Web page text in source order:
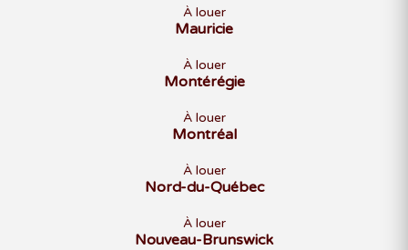
À louer
Mauricie
À louer
Montérégie
À louer
Montréal
À louer
Nord-du-Québec
À louer
Nouveau-Brunswick